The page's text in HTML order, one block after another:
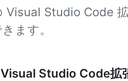
Visual Studio Code
ます。
Studio Code拡